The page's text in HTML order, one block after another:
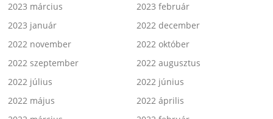
2023 március
2023 február
2023 január
2022 december
2022 november
2022 október
2022 szeptember
2022 augusztus
2022 július
2022 június
2022 május
2022 április